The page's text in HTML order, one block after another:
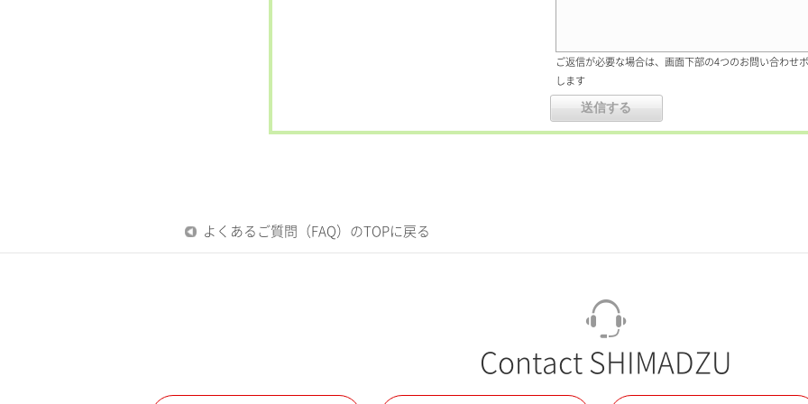
ご返信が必要な場合は、画面下部の4つのお問い合わせ
します
よくあるご質問（FAQ）のTOPに戻る
Contact SHIMADZU